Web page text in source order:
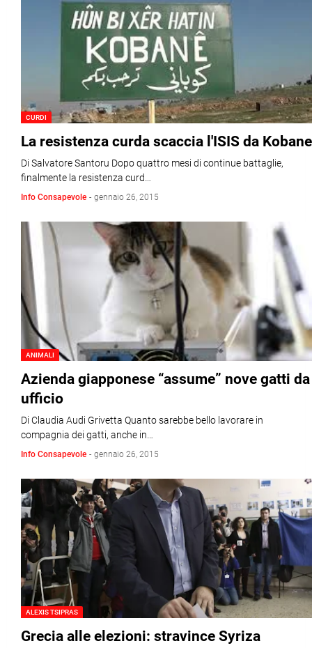
CURDI
La resistenza curda scaccia l'ISIS da Kobane
Di Salvatore Santoru Dopo quattro mesi di continue battaglie,
finalmente la resistenza curd…
Info Consapevole - gennaio 26, 2015
ANIMALI
Azienda giapponese “assume” nove gatti da
ufficio
Di Claudia Audi Grivetta Quanto sarebbe bello lavorare in
compagnia dei gatti, anche in…
Info Consapevole - gennaio 26, 2015
ALEXIS TSIPRAS
Grecia alle elezioni: stravince Syriza